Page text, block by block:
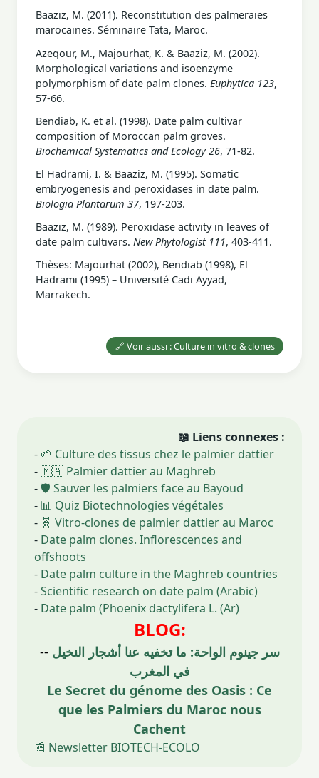
Baaziz, M. (2011). Reconstitution des palmeraies
marocaines. Séminaire Tata, Maroc.
Azeqour, M., Majourhat, K. & Baaziz, M. (2002).
Morphological variations and isoenzyme
polymorphism of date palm clones. Euphytica 123,
57-66.
Bendiab, K. et al. (1998). Date palm cultivar
composition of Moroccan palm groves.
Biochemical Systematics and Ecology 26, 71-82.
El Hadrami, I. & Baaziz, M. (1995). Somatic
embryogenesis and peroxidases in date palm.
Biologia Plantarum 37, 197-203.
Baaziz, M. (1989). Peroxidase activity in leaves of
date palm cultivars. New Phytologist 111, 403-411.
Thèses: Majourhat (2002), Bendiab (1998), El
Hadrami (1995) – Université Cadi Ayyad,
Marrakech.
🔗 Voir aussi : Culture in vitro & clones
📖 Liens connexes :
- 🌱 Culture des tissus chez le palmier dattier
-🇲🇦 Palmier dattier au Maghreb
- 🛡️ Sauver les palmiers face au Bayoud
- 📊 Quiz Biotechnologies végétales
- 🧬 Vitro-clones de palmier dattier au Maroc
- Date palm clones. Inflorescences and
offshoots
- Date palm culture in the Maghreb countries
-Scientific research on date palm (Arabic)
- Date palm (Phoenix dactylifera L. (Ar)
BLOG:
-- سر جينوم الواحة: ما تخفيه عنا أشجار النخيل
في المغرب
Le Secret du génome des Oasis : Ce
que les Palmiers du Maroc nous
Cachent
📰 Newsletter BIOTECH-ECOLO